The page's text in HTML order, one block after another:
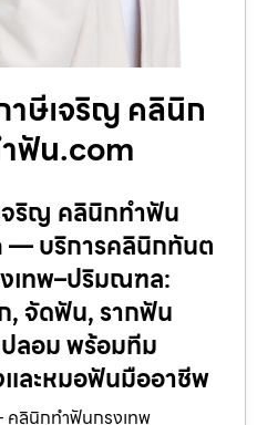
าษีเจริญ คลินิก
ฟัน.com
จริญ คลินิกทำฟัน
— บริการคลินิกทันต
เทพ–ปริมณฑล:
, จัดฟัน, รากฟัน
ลอม พร้อมทีม
ละหมอฟันมืออาชีพ
ลินิกทำฟันกรุงเทพ